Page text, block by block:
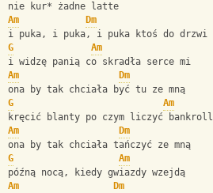
nie kur* żadne latte
Am
Dm
i puka, i puka, i puka ktoś do drzwi
G
Am
i widzę panią co skradła serce mi
Am
Dm
ona by tak chciała być tu ze mną
G
Am
kręcić blanty po czym liczyć bankroll
Am
Dm
ona by tak chciała tańczyć ze mną
G
Am
późną nocą, kiedy gwiazdy wzejdą
Am
Dm